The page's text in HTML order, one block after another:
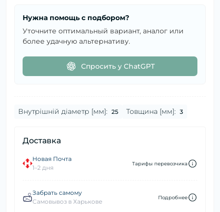
Нужна помощь с подбором?
Уточните оптимальный вариант, аналог или
более удачную альтернативу.
Спросить у ChatGPT
Внутрішній діаметр [мм]: 25 Товщина [мм]: 3
Доставка
Новая Почта
1–2 дня
Тарифы перевозчика
Забрать самому
Самовывоз в Харькове
Подробнее